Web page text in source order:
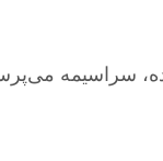
سراسیمه